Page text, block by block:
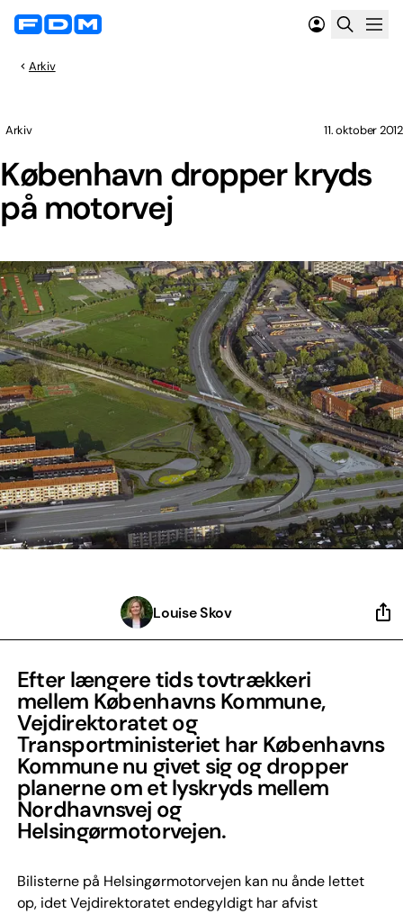
Arkiv
København dropper kryds
på motorvej
Arkiv 11. oktober 2012
Louise Skov
Efter længere tids tovtrækkeri
mellem Københavns Kommune,
Vejdirektoratet og
Transportministeriet har Københavns
Kommune nu givet sig og dropper
planerne om et lyskryds mellem
Nordhavnsvej og
Helsingørmotorvejen.
Bilisterne på Helsingørmotorvejen kan nu ånde lettet
op, idet Vejdirektoratet endegyldigt har afvist